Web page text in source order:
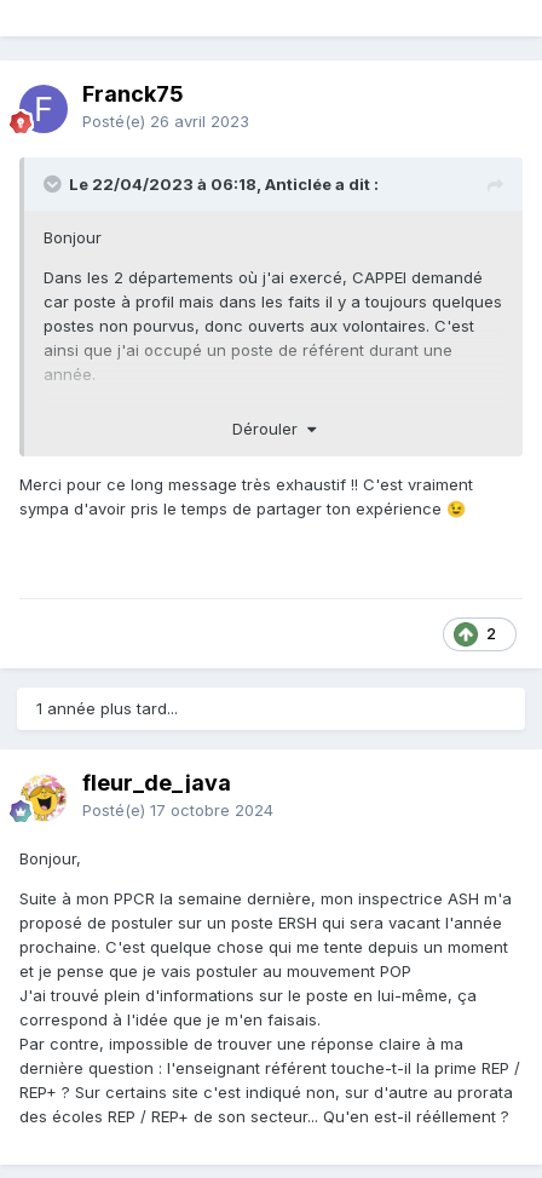
Franck75
Posté(e) 26 avril 2023
Le 22/04/2023 à 06:18, Anticlée a dit :
Bonjour
Dans les 2 départements où j'ai exercé, CAPPEI demandé
car poste à profil mais dans les faits il y a toujours quelques
postes non pourvus, donc ouverts aux volontaires. C'est
ainsi que j'ai occupé un poste de référent durant une
année.
les élèves, hors ESS en lycée (ou rarement)
- grande autonomie d'organisation, possibilité de télétravail
- travail très administratif, mieux vaut être très organisé :
convocations, rédiger le compte rendu, gérer les
transmissions avec la MDPH, relancer quand pièces
multiples demandes d'aides des collègues, sollicitations
parfois désespérées des parents, MDPH, statistiques &
bilans demandées par la DSDEN, etc...
- il faut aussi bien être au clair et connaitre le réseau ASH
du département : CMP, SESSAD, ITEP, IME, IMPRO etc... ainsi
que des possibilités d'orientation après l' ULIS collège, la
SEGPA etc...
- rythme de vie : beaucoup de trajets, secteur parfois vaste,
réunions sur le temps de la pause méridienne quasi
quotidiens. Grande disponibilité horaire (midi, soir).
Préparation des réunions le WE pour lundi.
- pas de "vraie" relation avec des collègues, au final, on
croise beaucoup de monde mais on ne crée pas de réelle
Dérouler
Merci pour ce long message très exhaustif !! C'est vraiment
sympa d'avoir pris le temps de partager ton expérience 😉
2
1 année plus tard...
fleur_de_java
Posté(e) 17 octobre 2024
Bonjour,
Suite à mon PPCR la semaine dernière, mon inspectrice ASH m'a
proposé de postuler sur un poste ERSH qui sera vacant l'année
prochaine. C'est quelque chose qui me tente depuis un moment
et je pense que je vais postuler au mouvement POP
J'ai trouvé plein d'informations sur le poste en lui-même, ça
correspond à l'idée que je m'en faisais.
Par contre, impossible de trouver une réponse claire à ma
dernière question : l'enseignant référent touche-t-il la prime REP /
REP+ ? Sur certains site c'est indiqué non, sur d'autre au prorata
des écoles REP / REP+ de son secteur... Qu'en est-il rééllement ?